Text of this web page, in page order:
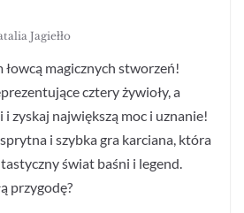
Jagiełło
magicznych stworzeń!
cztery żywioły, a
zyskaj największą moc i uznanie!
i szybka gra karciana, która
świat baśni i legend.
przygodę?